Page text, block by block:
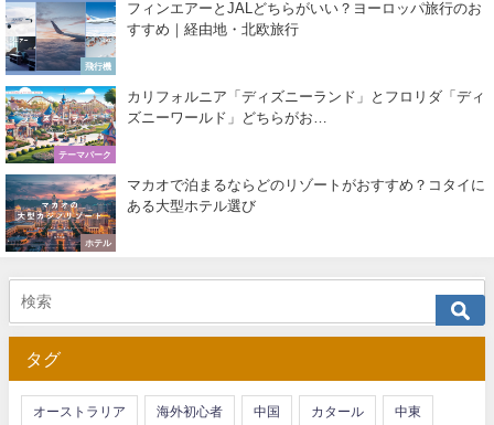
飛行機
フィンエアーとJALどちらがいい？ヨーロッパ旅行のお
すすめ｜経由地・北欧旅行
テーマパーク
カリフォルニア「ディズニーランド」とフロリダ「ディ
ズニーワールド」どちらがお…
ホテル
マカオで泊まるならどのリゾートがおすすめ？コタイに
ある大型ホテル選び
タグ
オーストラリア 海外初心者 中国 カタール 中東